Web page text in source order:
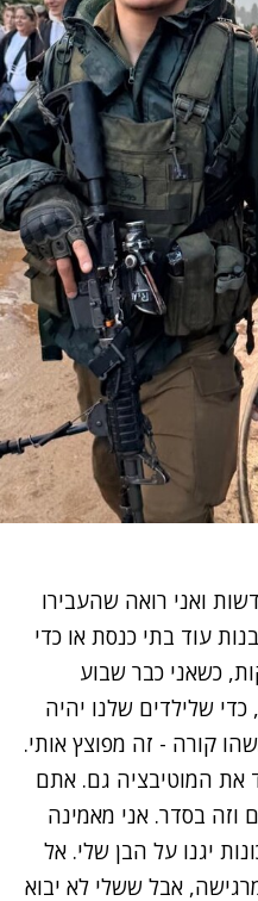
ואני רואה שהעבירו
עוד בתי כנסת או כדי
כשאני כבר שבוע
שלילדים שלנו יהיה
קורה - זה מפוצץ אותי.
את המוטיבציה גם. אתם
וזה בסדר. אני מאמינה
יגנו על הבן שלי. אל
אבל ששלי לא יבוא